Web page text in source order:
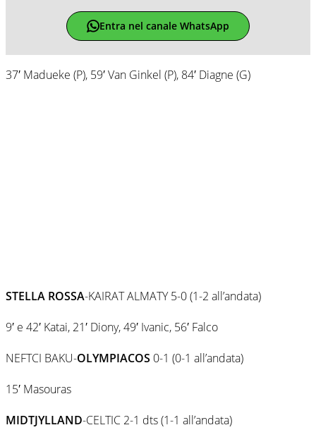
Entra nel canale WhatsApp
37′ Madueke (P), 59′ Van Ginkel (P), 84′ Diagne (G)
STELLA ROSSA-KAIRAT ALMATY 5-0 (1-2 all’andata)
9′ e 42′ Katai, 21′ Diony, 49′ Ivanic, 56′ Falco
NEFTCI BAKU-OLYMPIACOS 0-1 (0-1 all’andata)
15′ Masouras
MIDTJYLLAND-CELTIC 2-1 dts (1-1 all’andata)